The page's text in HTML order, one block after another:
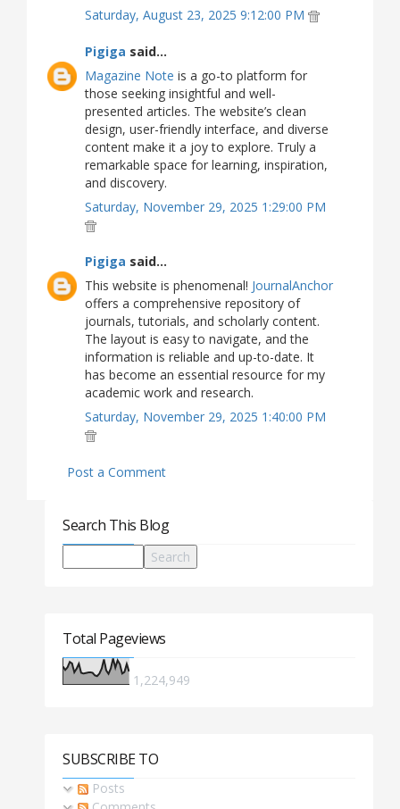
Saturday, August 23, 2025 9:12:00 PM
Pigiga said...
Magazine Note is a go-to platform for
those seeking insightful and well-
presented articles. The website’s clean
design, user-friendly interface, and diverse
content make it a joy to explore. Truly a
remarkable space for learning, inspiration,
and discovery.
Saturday, November 29, 2025 1:29:00 PM
Pigiga said...
This website is phenomenal! JournalAnchor
offers a comprehensive repository of
journals, tutorials, and scholarly content.
The layout is easy to navigate, and the
information is reliable and up-to-date. It
has become an essential resource for my
academic work and research.
Saturday, November 29, 2025 1:40:00 PM
Post a Comment
Search This Blog
Total Pageviews
1,224,949
SUBSCRIBE TO
Posts